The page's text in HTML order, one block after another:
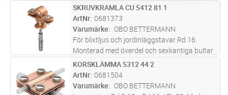
ST Lägg i kundvagn
SKRUVKRAMLA CU 5412 81 1
ArtNr 0681373
Varumärke
OBO BETTERMANN
För blixtljus och jordinläggstavar Rd 16.
Monterad med överdel och sexkantiga bultar
M6 x 16 (VA). Tråd M8 för skruv och
genomgående hål för träskruvar.
Förmonterad med träskruv 5 x 60 och
ST Lägg i kundvagn
KORSKLÄMMA 5312 44 2
ArtNr 0681504
Varumärke
OBO BETTERMANN